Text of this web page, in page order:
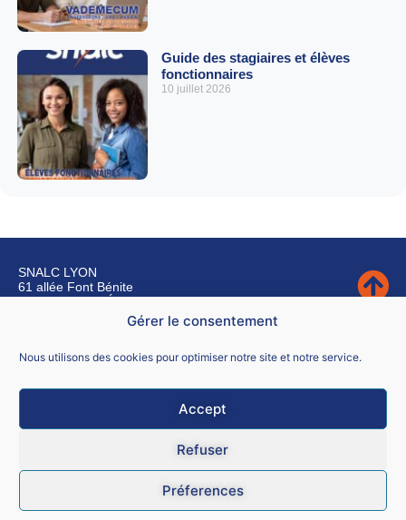
Gérer le consentement
Nous utilisons des cookies pour optimiser notre site et notre service.
Accept
Refuser
Préferences
Guide des stagiaires et élèves
fonctionnaires
10 juillet 2026
SNALC LYON
61 allée Font Bénite
42155 SAINT LÉGER SUR ROANNE
CGU